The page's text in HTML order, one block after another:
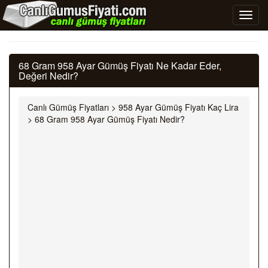
68 Gram 958 Ayar Gümüş Fiyatı Ne Kadar Eder,
Değeri Nedir?
Canlı Gümüş Fiyatları > 958 Ayar Gümüş Fiyatı Kaç Lira
> 68 Gram 958 Ayar Gümüş Fiyatı Nedir?